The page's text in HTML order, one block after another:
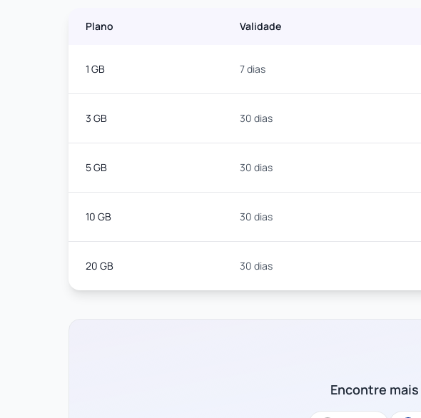
Plano Validade
1 GB 7 dias
3 GB 30 dias
5 GB 30 dias
10 GB 30 dias
20 GB 30 dias
Encontre